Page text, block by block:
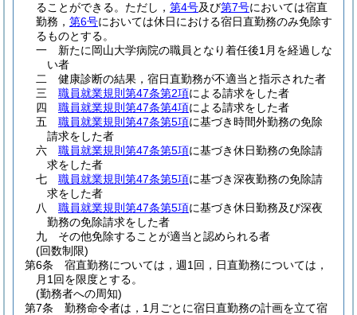
ることができる。 ただし， 第4号及び第7号においては宿直
勤務， 第6号においては休日における宿日直勤務のみ免除す
るものとする。
一
新たに岡山大学病院の職員となり着任後1月を経過しな
い者
二
健康診断の結果，宿日直勤務が不適当と指示された者
三
職員就業規則第47条第2項による請求をした者
四
職員就業規則第47条第4項による請求をした者
五
職員就業規則第47条第5項に基づき時間外勤務の免除
請求をした者
六
職員就業規則第47条第5項に基づき休日勤務の免除請
求をした者
七
職員就業規則第47条第5項に基づき深夜勤務の免除請
求をした者
八
職員就業規則第47条第5項に基づき休日勤務及び深夜
勤務の免除請求をした者
九
その他免除することが適当と認められる者
(回数制限)
第6条
宿直勤務については，週1回，日直勤務については，
月1回を限度とする。
(勤務者への周知)
第7条
勤務命令者は，1月ごとに宿日直勤務の計画を立て宿